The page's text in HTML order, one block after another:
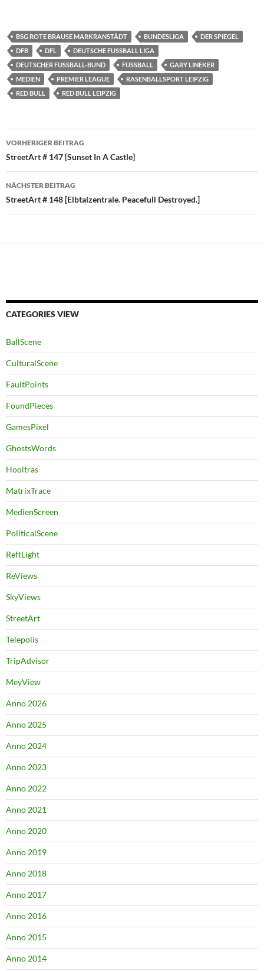
BSG ROTE BRAUSE MARKRANSTÄDT BUNDESLIGA
DER SPIEGEL
DFB
DFL
DEUTSCHE FUSSBALL LIGA
DEUTSCHER FUSSBALL-BUND
FUSSBALL
GARY LINEKER
MEDIEN
PREMIER LEAGUE
RASENBALLSPORT LEIPZIG
RED BULL
RED BULL LEIPZIG
Beitragsnavigation
VORHERIGER BEITRAG
StreetArt # 147 [Sunset In A Castle]
NÄCHSTER BEITRAG
StreetArt # 148 [Elbtalzentrale. Peacefull Destroyed.]
CATEGORIES VIEW
BallScene
CulturalScene
FaultPoints
FoundPieces
GamesPixel
GhostsWords
Hooltras
MatrixTrace
MedienScreen
PoliticalScene
ReftLight
ReViews
SkyViews
StreetArt
Telepolis
TripAdvisor
MeyView
Anno 2026
Anno 2025
Anno 2024
Anno 2023
Anno 2022
Anno 2021
Anno 2020
Anno 2019
Anno 2018
Anno 2017
Anno 2016
Anno 2015
Anno 2014